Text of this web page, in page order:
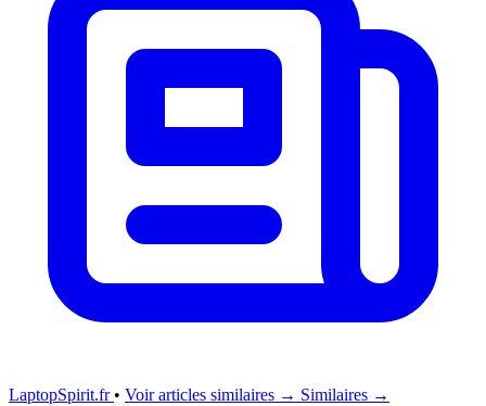
LaptopSpirit.fr • Voir articles similaires → Similaires →